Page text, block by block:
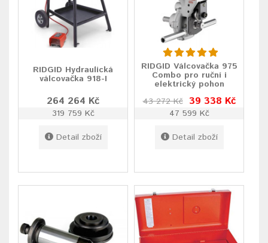
RIDGID Hydraulická
válcovačka 918-I
264 264 Kč
319 759 Kč
Detail zboží
RIDGID Válcovačka 975
Combo pro ruční i
elektrický pohon
43 272 Kč 39 338 Kč
47 599 Kč
Detail zboží